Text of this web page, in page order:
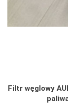
Filtr węglowy